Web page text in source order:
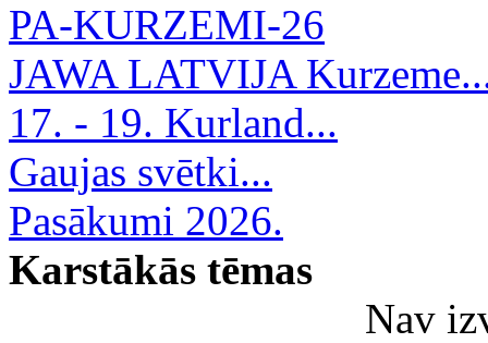
PA-KURZEMI-26
JAWA LATVIJA
17. - 19. Kurland...
Gaujas svētki...
Pasākumi 2026.
Karstākās tēmas
Nav